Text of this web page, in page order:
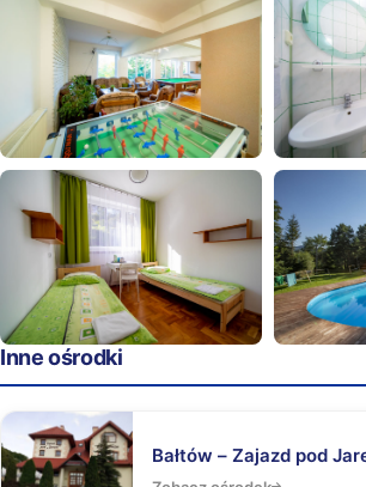
Inne ośrodki
Bałtów – Zajazd pod